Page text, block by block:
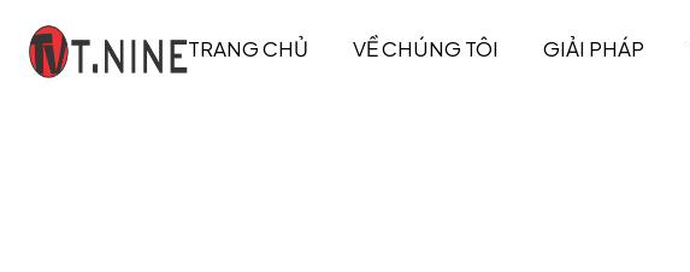
TRANG CHỦ VỀ CHÚNG TÔI GIẢI PHÁP